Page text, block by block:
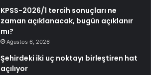
KPSS-2026/1 tercih sonuçları ne
zaman açıklanacak, bugün açıklanır
mı?
Ağustos 6, 2026
Şehirdeki iki uç noktayı birleştiren hat
açılıyor